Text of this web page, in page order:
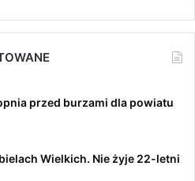
przed burzami dla powiatu
Wielkich. Nie żyje 22-letni